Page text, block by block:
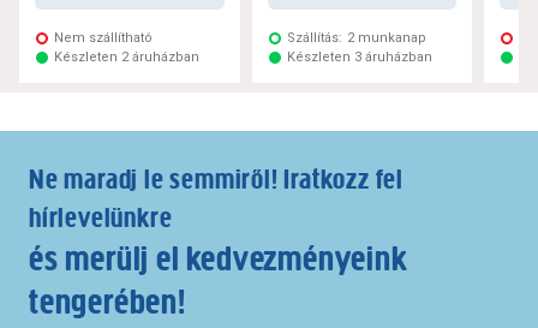
Nem szállítható
Készleten 2 áruházban
Szállítás: 2 munkanap
Készleten 3 áruházban
Ne maradj le semmiről! Iratkozz fel
hírlevelünkre
és merülj el kedvezményeink
tengerében!